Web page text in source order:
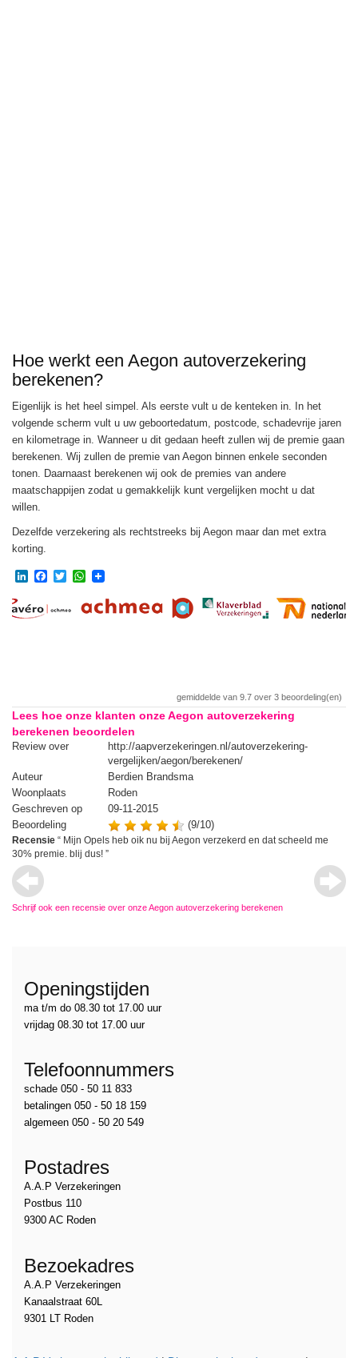
Hoe werkt een Aegon autoverzekering
berekenen?
Eigenlijk is het heel simpel. Als eerste vult u de kenteken in. In het
volgende scherm vult u uw geboortedatum, postcode, schadevrije jaren
en kilometrage in. Wanneer u dit gedaan heeft zullen wij de premie gaan
berekenen. Wij zullen de premie van Aegon binnen enkele seconden
tonen. Daarnaast berekenen wij ook de premies van andere
maatschappijen zodat u gemakkelijk kunt vergelijken mocht u dat
willen.
Dezelfde verzekering als rechtstreeks bij Aegon maar dan met extra
korting.
LinkedIn
Facebook
TwitterWhatsApp
Lees hoe onze klanten onze Aegon autoverzekering
berekenen beoordelen
Review over
http://aapverzekeringen.nl/autoverzekering-
vergelijken/aegon/berekenen/
Auteur
Berdien Brandsma
Woonplaats
Roden
Geschreven op
09-11-2015
Beoordeling
(9/10)
Recensie “ Mijn Opels heb oik nu bij Aegon verzekerd en dat scheeld me
30% premie. blij dus! ”
gemiddelde van 9.7 over 3 beoordeling(en)
Schrijf ook een recensie over onze Aegon autoverzekering berekenen
Openingstijden
ma t/m do 08.30 tot 17.00 uur
vrijdag 08.30 tot 17.00 uur
Telefoonnummers
schade 050 - 50 11 833
betalingen 050 - 50 18 159
algemeen 050 - 50 20 549
Postadres
A.A.P Verzekeringen
Postbus 110
9300 AC Roden
Bezoekadres
A.A.P Verzekeringen
Kanaalstraat 60L
9301 LT Roden